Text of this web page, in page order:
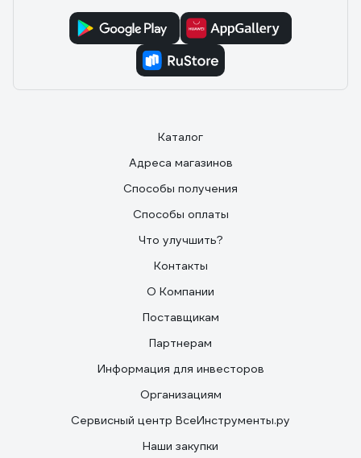
Каталог
Адреса магазинов
Способы получения
Способы оплаты
Что улучшить?
Контакты
О Компании
Поставщикам
Партнерам
Информация для инвесторов
Организациям
Сервисный центр ВсеИнструменты.ру
Наши закупки